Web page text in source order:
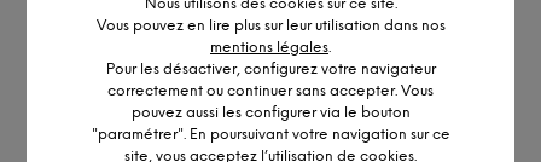
Nous utilisons des cookies sur ce site.
Vous pouvez en lire plus sur leur utilisation dans nos
mentions légales.
Pour les désactiver, configurez votre navigateur
correctement ou continuer sans accepter. Vous
pouvez aussi les configurer via le bouton
"paramétrer". En poursuivant votre navigation sur ce
site, vous acceptez l’utilisation de cookies.
INFORMATION ET PERSONNALISATION
Son design a été pensé pour s’
dimensions “maxi” et aux configurations de la pièce de
destination.
Le plateau et les piètements peuvent être réalisés en plusieurs
parties pour faciliter la livraison, sans perdre son caractère